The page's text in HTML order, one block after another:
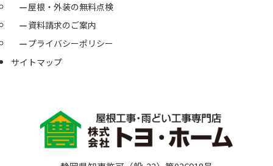
屋根・外装の無料点検
資料請求のご案内
プライバシーポリシー
サイトマップ